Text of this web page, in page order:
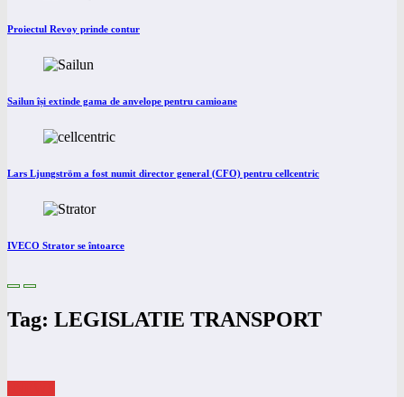
Proiectul Revoy prinde contur
Sailun își extinde gama de anvelope pentru camioane
Lars Ljungström a fost numit director general (CFO) pentru cellcentric
IVECO Strator se întoarce
Tag: LEGISLATIE TRANSPORT